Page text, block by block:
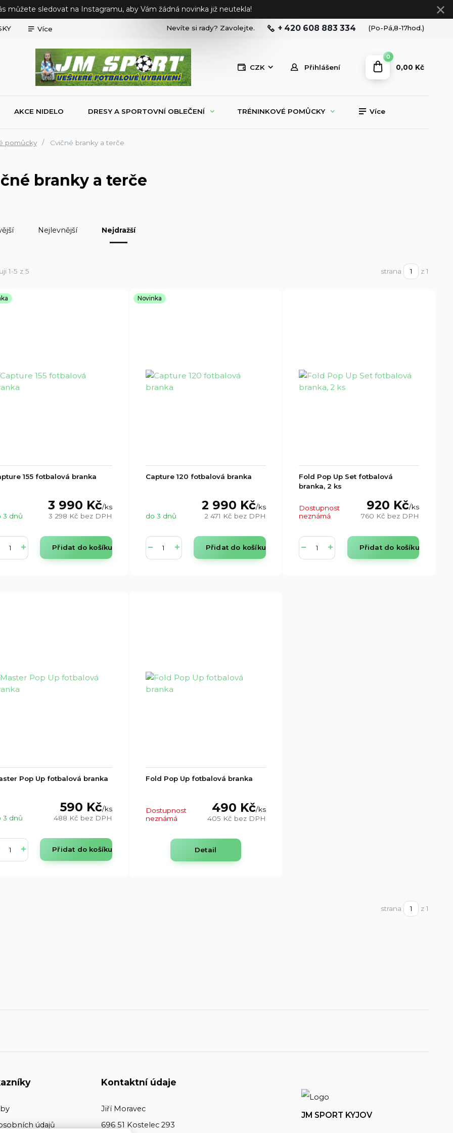
můžete sledovat na Instagramu, aby Vám žádná novinka již neutekla!
Více
CZK Přihlášení
Nevíte si rady? Zavolejte. + 420 608 883 334 (Po-Pá,8-17hod.)
0
0,00 Kč
AKCE NIDELO DRESY A SPORTOVNÍ OBLEČENÍ TRÉNINKOVÉ POMŮCKY Více
pomůcky Cvičné branky a terče
branky a terče
Nejlevnější Nejdražší
1-5 z 5 strana z 1
155 fotbalová branka
3 990 Kč/ks
3 298 Kč bez DPH
3 dnů
Přidat do košíku
Novinka
Capture 120 fotbalová branka
2 990 Kč/ks
2 471 Kč bez DPH
do 3 dnů
Přidat do košíku
Fold Pop Up Set fotbalová
branka, 2 ks
920 Kč/ks
760 Kč bez DPH
Dostupnost
neznámá
Přidat do košíku
Pop Up fotbalová branka
590 Kč/ks
488 Kč bez DPH
3 dnů
Přidat do košíku
Fold Pop Up fotbalová branka
490 Kč/ks
405 Kč bez DPH
Dostupnost
neznámá
Detail
strana z 1
údajů
Kontaktní údaje
Jiří Moravec
696 51 Kostelec 293
JM SPORT KYJOV